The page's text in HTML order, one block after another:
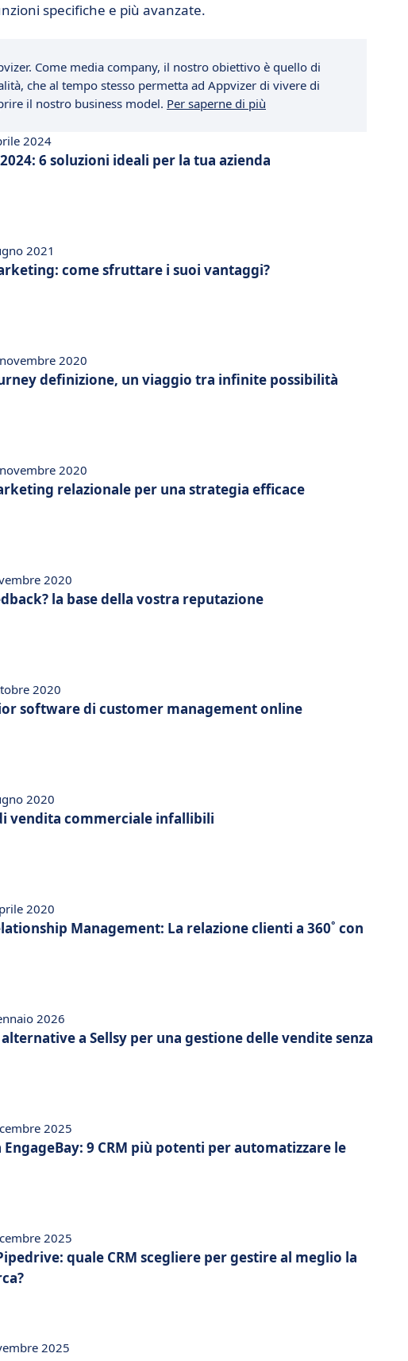
specifiche e più avanzate.
Come media company, il nostro obiettivo è quello di
che al tempo stesso permetta ad Appvizer di vivere di
il nostro business model. Per saperne di più
2024
6 soluzioni ideali per la tua azienda
2021
come sfruttare i suoi vantaggi?
2020
definizione, un viaggio tra infinite possibilità
2020
relazionale per una strategia efficace
2020
la base della vostra reputazione
2020
software di customer management online
2020
vendita commerciale infallibili
2020
Management: La relazione clienti a 360˚ con
2026
a Sellsy per una gestione delle vendite senza
2025
9 CRM più potenti per automatizzare le
2025
quale CRM scegliere per gestire al meglio la
2025